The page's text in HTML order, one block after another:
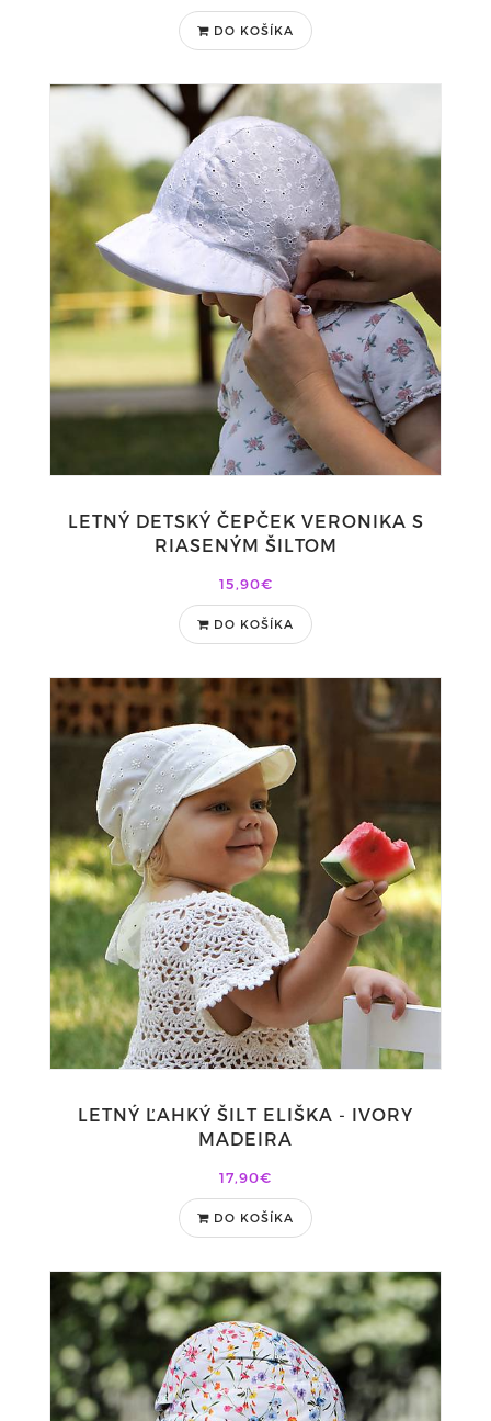
DO KOŠÍKA
LETNÝ DETSKÝ ČEPČEK VERONIKA S
RIASENÝM ŠILTOM
15,90€
DO KOŠÍKA
LETNÝ ĽAHKÝ ŠILT ELIŠKA - IVORY
MADEIRA
17,90€
DO KOŠÍKA